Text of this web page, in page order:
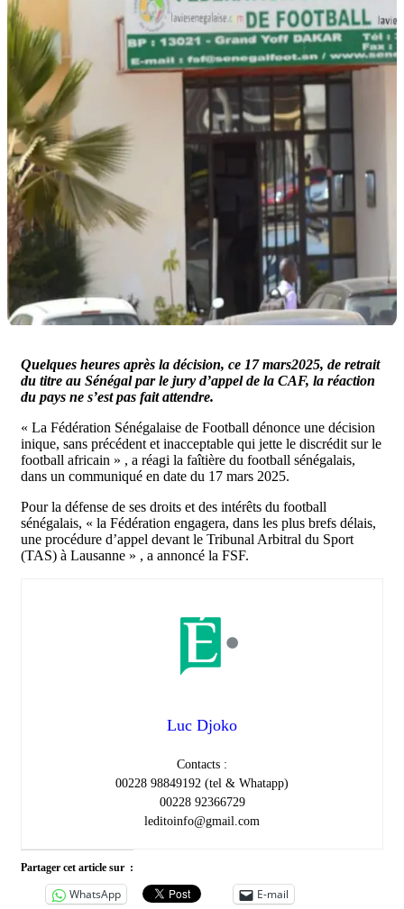
Quelques heures après la décision, ce 17 mars2025, de retrait
du titre au Sénégal par le jury d’appel de la CAF, la réaction
du pays ne s’est pas fait attendre.
« La Fédération Sénégalaise de Football dénonce une décision
inique, sans précédent et inacceptable qui jette le discrédit sur le
football africain » , a réagi la faîtière du football sénégalais,
dans un communiqué en date du 17 mars 2025.
Pour la défense de ses droits et des intérêts du football
sénégalais, « la Fédération engagera, dans les plus brefs délais,
une procédure d’appel devant le Tribunal Arbitral du Sport
(TAS) à Lausanne » , a annoncé la FSF.
Luc Djoko
Contacts :
00228 98849192 (tel & Whatapp)
00228 92366729
leditoinfo@gmail.com
Partager cet article sur :
WhatsApp E-mail